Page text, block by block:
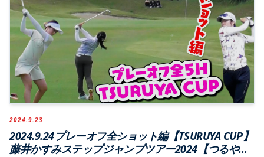
2024.9.23
2024.9.24プレーオフ全ショット編【TSURUYA CUP】
藤井かすみステップジャンプツアー2024【つるやカ